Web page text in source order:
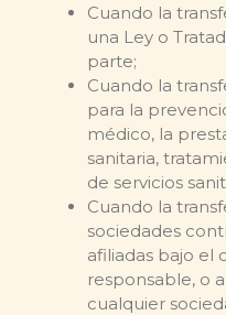
Cuando la
una Ley o
parte;
Cuando la
para la
médico, la
sanitaria,
de servicios
Cuando la
sociedades
afiliadas bajo el
responsable, o
cualquier